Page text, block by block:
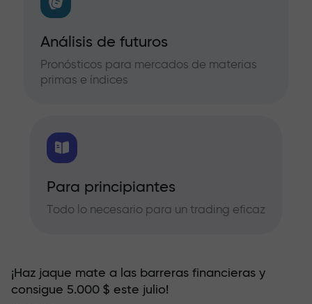
Análisis de futuros
Pronósticos para mercados de materias
primas e índices
Para principiantes
Todo lo necesario para un trading eficaz
¡Haz jaque mate a las barreras financieras y
consigue 5.000 $ este julio!